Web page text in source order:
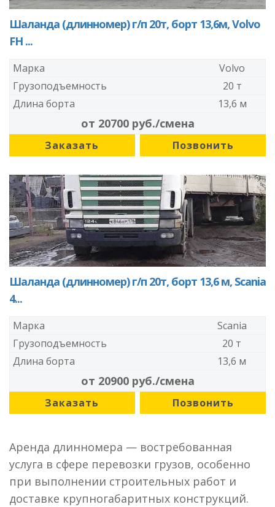
Шаланда (длинномер) г/п 20т, борт 13,6м, Volvo
FH ...
Марка
Volvo
Грузоподъемность
20 т
Длина борта
13,6 м
от 20700 руб./смена
Заказать Позвонить
Шаланда (длинномер) г/п 20т, борт 13,6 м, Scania
4...
Марка
Scania
Грузоподъемность
20 т
Длина борта
13,6 м
от 20900 руб./смена
Заказать Позвонить
Аренда длинномера — востребованная
услуга в сфере перевозки грузов, особенно
при выполнении строительных работ и
доставке крупногабаритных конструкций.